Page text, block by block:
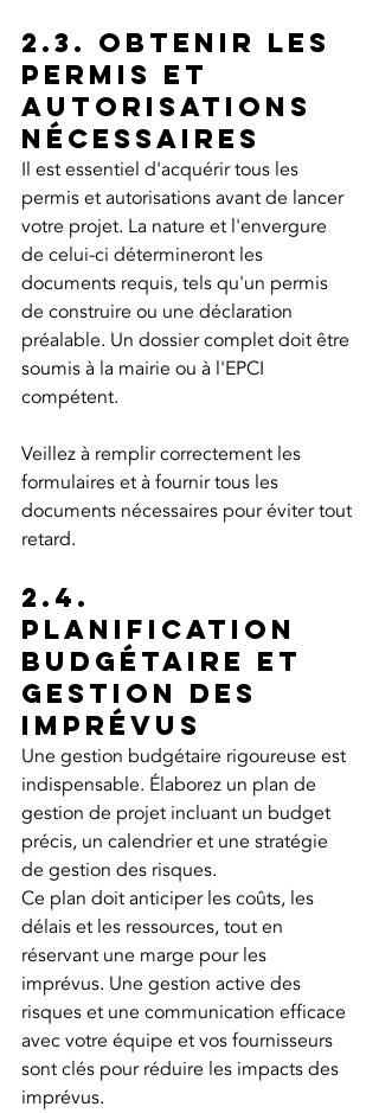
2.3. Obtenir les
permis et
autorisations
nécessaires
Il est essentiel d'acquérir tous les
permis et autorisations avant de lancer
votre projet. La nature et l'envergure
de celui-ci détermineront les
documents requis, tels qu'un permis
de construire ou une déclaration
préalable. Un dossier complet doit être
soumis à la mairie ou à l'EPCI
compétent.
Veillez à remplir correctement les
formulaires et à fournir tous les
documents nécessaires pour éviter tout
retard.
2.4.
Planification
budgétaire et
gestion des
imprévus
Une gestion budgétaire rigoureuse est
indispensable. Élaborez un plan de
gestion de projet incluant un budget
précis, un calendrier et une stratégie
de gestion des risques.
Ce plan doit anticiper les coûts, les
délais et les ressources, tout en
réservant une marge pour les
imprévus. Une gestion active des
risques et une communication efficace
avec votre équipe et vos fournisseurs
sont clés pour réduire les impacts des
imprévus.